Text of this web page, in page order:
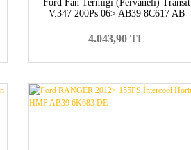
Ford Fan Termiği (Pervaneli) Transit
V.347 200Ps 06> AB39 8C617 AB
4.043,90 TL